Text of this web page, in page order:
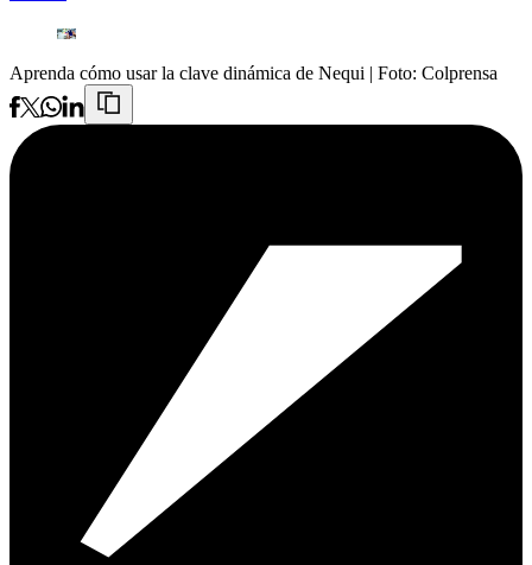
Aprenda cómo usar la clave dinámica de Nequi | Foto: Colprensa